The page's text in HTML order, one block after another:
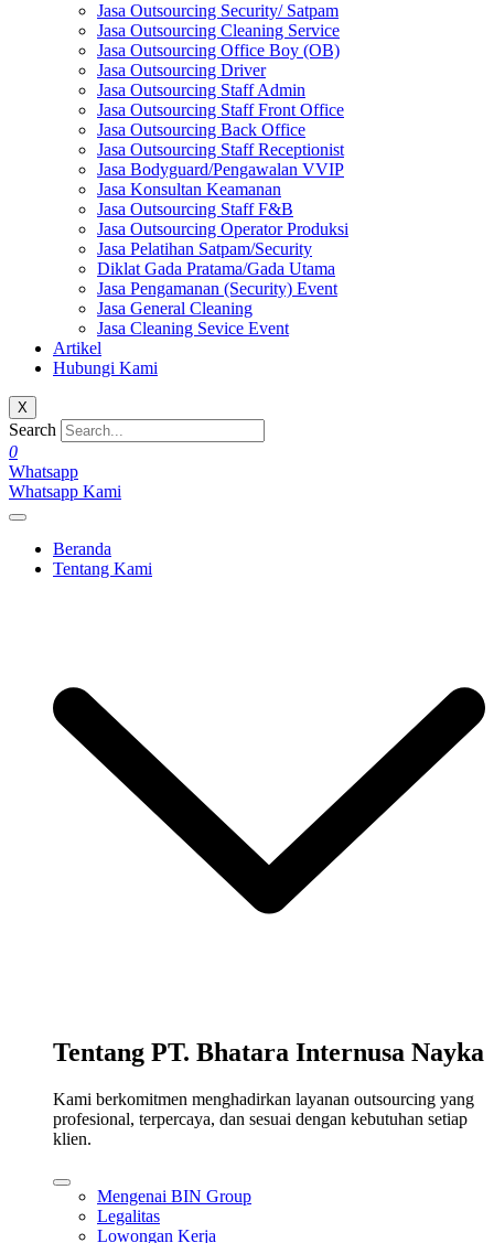
Jasa Outsourcing Security/ Satpam
Jasa Outsourcing Cleaning Service
Jasa Outsourcing Office Boy (OB)
Jasa Outsourcing Driver
Jasa Outsourcing Staff Admin
Jasa Outsourcing Staff Front Office
Jasa Outsourcing Back Office
Jasa Outsourcing Staff Receptionist
Jasa Bodyguard/Pengawalan VVIP
Jasa Konsultan Keamanan
Jasa Outsourcing Staff F&B
Jasa Outsourcing Operator Produksi
Jasa Pelatihan Satpam/Security
Diklat Gada Pratama/Gada Utama
Jasa Pengamanan (Security) Event
Jasa General Cleaning
Jasa Cleaning Sevice Event
Artikel
Hubungi Kami
X
Search
0
Whatsapp
Whatsapp Kami
Beranda
Tentang Kami
Tentang PT. Bhatara Internusa Nayka
Kami berkomitmen menghadirkan layanan outsourcing yang
profesional, terpercaya, dan sesuai dengan kebutuhan setiap
klien.
Mengenai BIN Group
Legalitas
Lowongan Kerja